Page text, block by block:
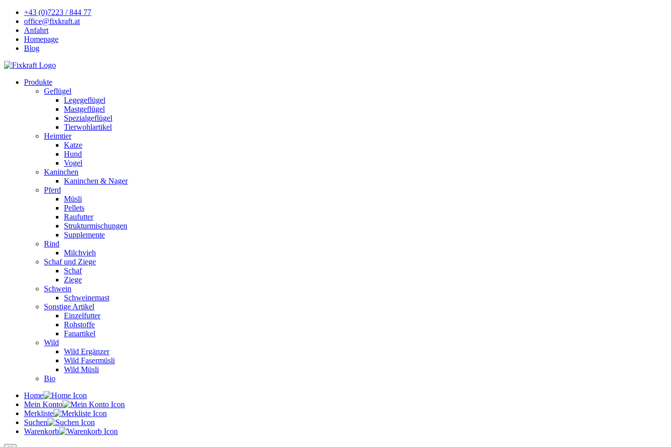
+43 (0)7223 / 844 77
office@fixkraft.at
Anfahrt
Homepage
Blog
Produkte
Geflügel
Legegeflügel
Mastgeflügel
Spezialgeflügel
Tierwohlartikel
Heimtier
Katze
Hund
Vogel
Kaninchen
Kaninchen & Nager
Pferd
Müsli
Pellets
Raufutter
Strukturmischungen
Supplemente
Rind
Milchvieh
Schaf und Ziege
Schaf
Ziege
Schwein
Schweinemast
Sonstige Artikel
Einzelfutter
Rohstoffe
Fanartikel
Wild
Wild Ergänzer
Wild Fasermüsli
Wild Müsli
Bio
Home
Mein Konto
Merkliste
Suchen
Warenkorb